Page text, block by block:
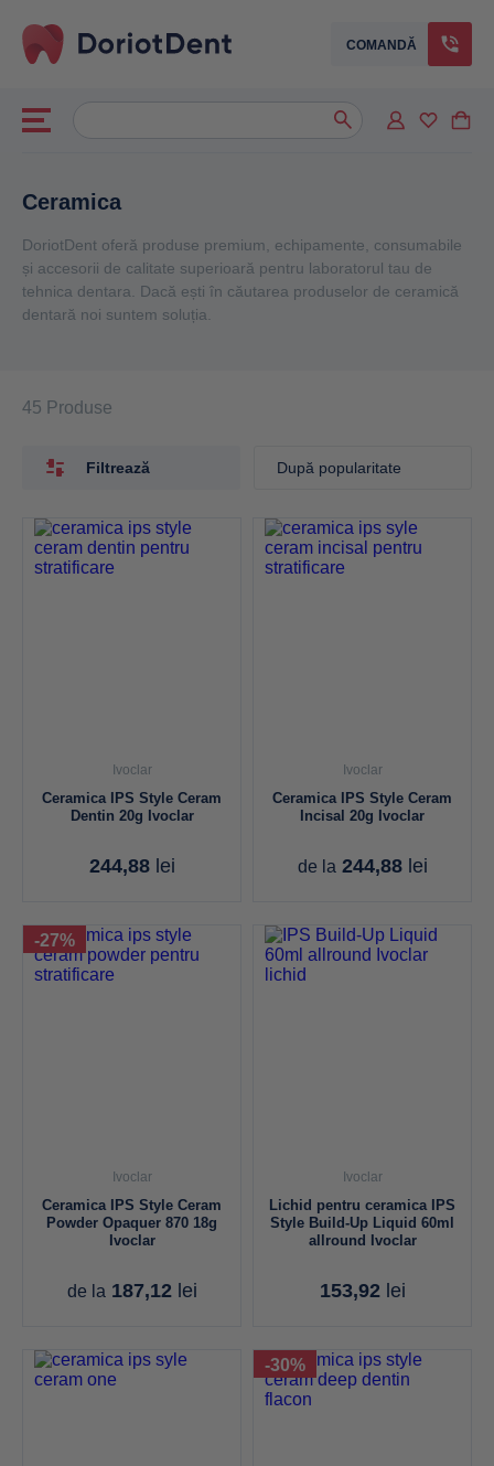
COMANDĂ
Caută
When autocomplete results are available use up and down
Ceramica
DoriotDent oferă produse premium, echipamente, consumabile
și accesorii de calitate superioară pentru laboratorul tau de
tehnica dentara. Dacă ești în căutarea produselor de ceramică
dentară noi suntem soluția.
45 Produse
Filtrează
Ivoclar
Ceramica IPS Style Ceram
Dentin 20g Ivoclar
244,88 lei
Ivoclar
Ceramica IPS Style Ceram
Incisal 20g Ivoclar
de la 244,88 lei
-27%
Ivoclar
Ceramica IPS Style Ceram
Powder Opaquer 870 18g
Ivoclar
de la 187,12 lei
Ivoclar
Lichid pentru ceramica IPS
Style Build-Up Liquid 60ml
allround Ivoclar
153,92 lei
-30%